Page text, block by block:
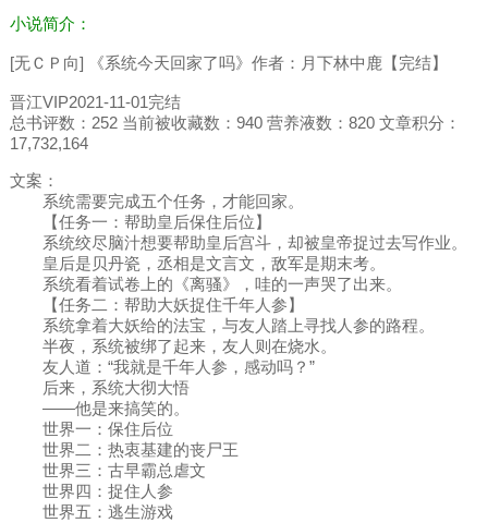
小说简介：
[无ＣＰ向] 《系统今天回家了吗》作者：月下林中鹿【完结】
晋江VIP2021-11-01完结
总书评数：252 当前被收藏数：940 营养液数：820 文章积分：
17,732,164
文案：
系统需要完成五个任务，才能回家。
【任务一：帮助皇后保住后位】
系统绞尽脑汁想要帮助皇后宫斗，却被皇帝捉过去写作业。
皇后是贝丹瓷，丞相是文言文，敌军是期末考。
系统看着试卷上的《离骚》，哇的一声哭了出来。
【任务二：帮助大妖捉住千年人参】
系统拿着大妖给的法宝，与友人踏上寻找人参的路程。
半夜，系统被绑了起来，友人则在烧水。
友人道：“我就是千年人参，感动吗？”
后来，系统大彻大悟
——他是来搞笑的。
世界一：保住后位
世界二：热衷基建的丧尸王
世界三：古早霸总虐文
世界四：捉住人参
世界五：逃生游戏